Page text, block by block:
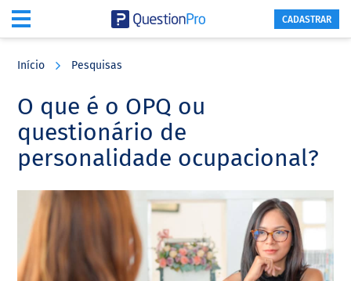
content
sidebar
CADASTRAR
Início Pesquisas
O que é o OPQ ou
questionário de
personalidade ocupacional?